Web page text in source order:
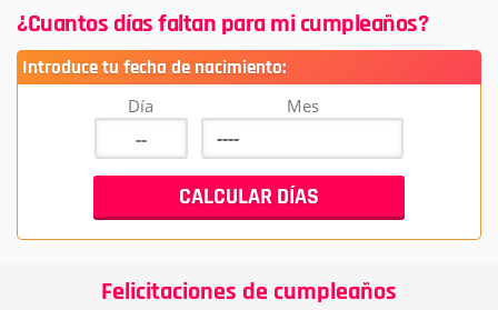
¿Cuantos días faltan para mi cumpleaños?
Introduce tu fecha de nacimiento:
Día Mes
Felicitaciones de cumpleaños